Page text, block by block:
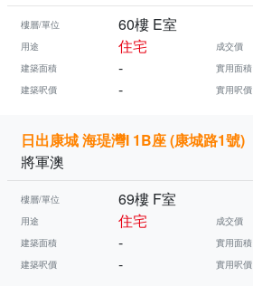
樓層/單位 60樓 E室
用途 住宅 成交價
建築面積 - 實用面積
建築呎價 - 實用呎價
日出康城 海瑅灣I 1B座 (康城路1號)
將軍澳
樓層/單位 69樓 F室
用途 住宅 成交價
建築面積 - 實用面積
建築呎價 - 實用呎價